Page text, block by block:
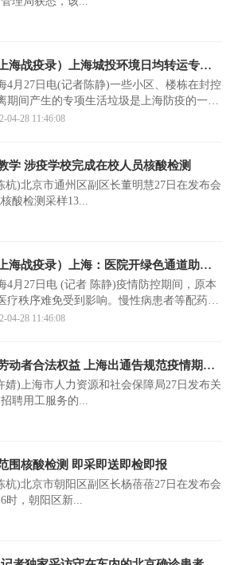
（上海战疫录）上海城投环境日均转运专项垃圾量增至1200余吨
4月27日电(记者陈静)一些小区、楼栋在封控
期间产生的专项生活垃圾是上海防疫的一个
。记者27...
04-28 11:46:08
学 涉疫学校完成在校人员核酸检测
杭)北京市通州区副区长董明慧27日在发布会
酸检测采样13...
（上海战疫录）上海：医院开绿色通道助志愿者快速便利代配药
4月27日电 (记者 陈静)疫情防控期间，原本
疗秩序难免受到影响。慢性病患者等配药引
方关注...
04-28 11:46:08
（上海战疫录）维护劳动者合法权益 上海出通告规范疫情期间招聘用工服务
婧)上海市人力资源和社会保障局27日发布关
聘用工服务的...
围核酸检测 即采即送即检即报
杭)北京市朝阳区副区长杨蓓蓓27日在发布会
时，朝阳区新...